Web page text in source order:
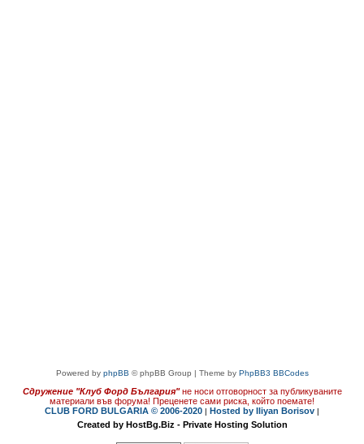
Powered by phpBB © phpBB Group | Theme by PhpBB3 BBCodes
Сдружение "Клуб Форд България" не носи отговорност за публикуваните
материали във форума! Преценете сами риска, който поемате!
CLUB FORD BULGARIA © 2006-2020 | Hosted by Iliyan Borisov |
Created by HostBg.Biz - Private Hosting Solution